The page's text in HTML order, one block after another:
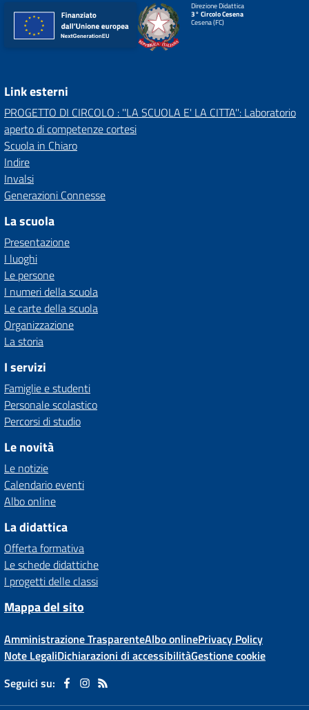
Direzione Didattica
3° Circolo Cesena
Cesena (FC)
Link esterni
PROGETTO DI CIRCOLO : ''LA SCUOLA E' LA CITTA'': Laboratorio
aperto di competenze cortesi
Scuola in Chiaro
Indire
Invalsi
Generazioni Connesse
La scuola
Presentazione
I luoghi
Le persone
I numeri della scuola
Le carte della scuola
Organizzazione
La storia
I servizi
Famiglie e studenti
Personale scolastico
Percorsi di studio
Le novità
Le notizie
Calendario eventi
Albo online
La didattica
Offerta formativa
Le schede didattiche
I progetti delle classi
Mappa del sito
Amministrazione TrasparenteAlbo onlinePrivacy Policy
Note LegaliDichiarazioni di accessibilitàGestione cookie
Seguici su: